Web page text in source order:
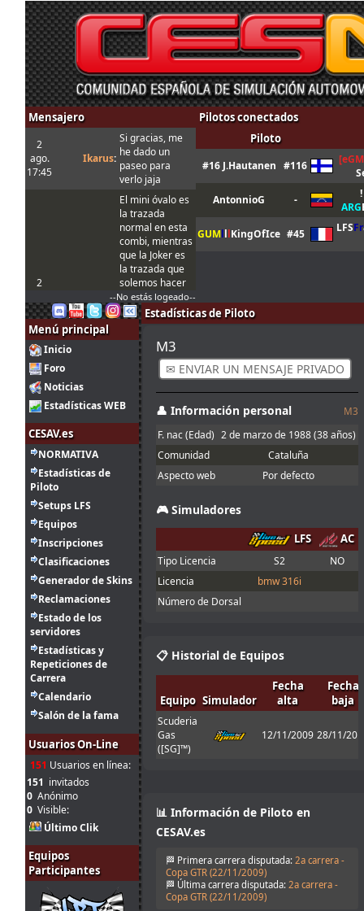
Mensajero Pilotos conectados
2
ago.
17:45
Ikarus:
Si gracias, me
he dado un
paseo para
verlo jaja
2
17:17
tangovalens :
El mini óvalo es
la trazada
normal en esta
combi, mientras
que la Joker es
la trazada que
solemos hacer
siempre y que
toma menos
tiempo. En todo
caso la Joker
está marcada
en el asfalto con
franjas rojas y
amarillas
2
ago.
14:30
Ikarus
Buenas, con la
Joker lap
entiendo que se
refiere al mini
óvalo que se
hace en el
server Q, no?
ago.
18:19
menjacocs
ago.
7:07
tangovalens :
"A fondo o a
casa"
31
jul.
14:13
johneysvk
Spambot in
forum
31
jul.
12:40
camtawn
Menjacocs, ten
agallas y T1 ;
*en ; Y t3, a
fondo o a casa
31
jul.
10:51
mitsumeku:
Tienes que
enviarlo al host
cuando sales de
boxes ; Para que
valide el setup
31
jul.
10:21
Ferminator
Perdon, no se
que pasa con el
set obligatorio,
yo lo meto en la
carpeta de
setup y me echa
en 30
Piloto
#16 J.Hautanen #116
AntonnioG
-
ARG
GUMlllKingOfIce #45 LFSFr
--No estás logeado--
Menú principal
Inicio
Foro
Noticias
Estadísticas WEB
CESAV.es
NORMATIVA
Estadísticas de
Piloto
Setups LFS
Equipos
Inscripciones
Clasificaciones
Generador de Skins
Reclamaciones
Estado de los
servidores
Estadísticas y
Repeticiones de
Carrera
Calendario
Salón de la fama
Usuarios On-Line
151 Usuarios en línea:
151 invitados
0 Anónimo
0 Visible:
Último Clik
Equipos
Participantes
Estadísticas de Piloto
M3
✉ ENVIAR UN MENSAJE PRIVADO
👤 Información personal M3
F. nac (Edad) 2 de marzo de 1988(38 años)
Comunidad
Cataluña
Aspecto web
Por defecto
🎮 Simuladores
LFS AC
Tipo Licencia S2
NO
Licencia
bmw 316i
Número de Dorsal
📋 Historial de Equipos
Equipo Simulador
Fecha
alta
Fecha
baja
Scuderia
Gas
([SG]™)
12/11/2009 28/11/
📊 Información de Piloto en
CESAV.es
🏁 Primera carrera disputada: 2a carrera -
Copa GTR (22/11/2009)
🏁 Última carrera disputada: 2a carrera -
Copa GTR (22/11/2009)